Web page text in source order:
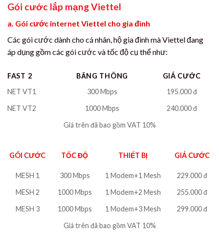
Gói cước lắp mạng Viettel
a. Gói cước internet Viettel cho gia đình
Các gói cước dành cho cá nhân, hộ gia đình mà Viettel đang
áp dụng gồm các gói cước và tốc độ cụ thể như:
FAST 2 BĂNG THÔNG
GIÁ CƯỚC
NET VT1
300 Mbps
195.000 đ
NET VT2
1000 Mbps
240.000 đ
Giá trên đã bao gồm VAT 10%
GÓI CƯỚC TỐC ĐỘ THIẾT BỊ GIÁ CƯỚC
MESH 1 300 Mbps 1 Modem+1 Mesh
229.000 đ
MESH 2
1000 Mbps 1 Modem+2 Mesh
255.000 đ
MESH 3
1000 Mbps 1 Modem+3 Mesh
299.000 đ
Giá trên đã bao gồm VAT 10%